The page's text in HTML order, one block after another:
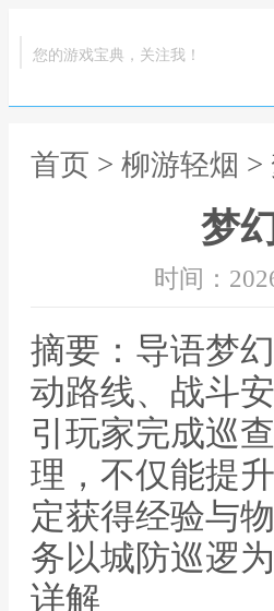
您的游戏宝典，关注我！
首页 > 柳游轻烟 >
梦
时间：
摘要：导语梦
动路线、战斗
引玩家完成巡
理，不仅能提
定获得经验与
务以城防巡逻
详解